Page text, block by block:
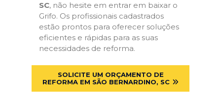
SC, não hesite em entrar em baixar o
Grifo. Os profissionais cadastrados
estão prontos para oferecer soluções
eficientes e rápidas para as suas
necessidades de reforma.
SOLICITE UM ORÇAMENTO DE
REFORMA EM SÃO BERNARDINO, SC